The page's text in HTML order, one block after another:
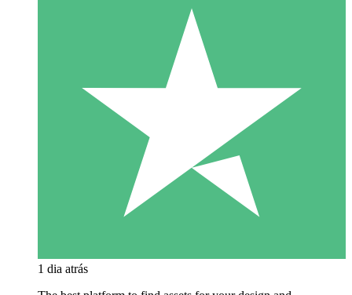
1 dia atrás